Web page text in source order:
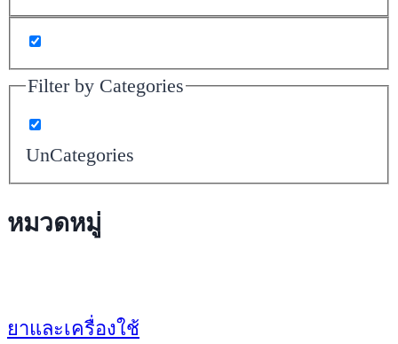
Filter by Categories
UnCategories
หมวดหมู่
ยาและเครื่องใช้